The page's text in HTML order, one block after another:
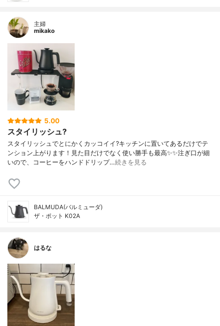
主婦
mikako
5.00
スタイリッシュ?
スタイリッシュでとにかくカッコイイ?キッチンに置いてあるだけでテ
ンション上がります！見た目だけでなく使い勝手も最高✨✨注ぎ口が細
いので、コーヒーをハンドドリップ…続きを見る
BALMUDA(バルミューダ)
ザ・ポット K02A
はるな